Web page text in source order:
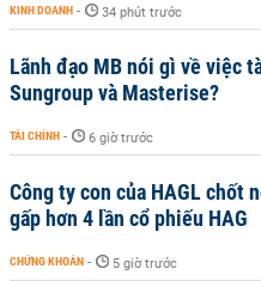
KINH DOANH - 34 phút trước
Lãnh đạo MB nói gì về việc
Sungroup và Masterise?
TÀI CHÍNH - 6 giờ trước
Công ty con của HAGL chốt
gấp hơn 4 lần cổ phiếu HAG
CHỨNG KHOÁN - 5 giờ trước